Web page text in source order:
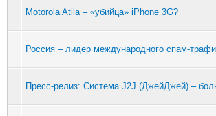
Motorola Atila – «убийца» iPhone 3G?
Россия – лидер международного спам-
Пресс-релиз: Система J2J (ДжейДжей) –